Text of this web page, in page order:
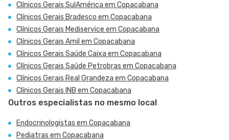
Clínicos Gerais SulAmérica em Copacabana
Clínicos Gerais Bradesco em Copacabana
Clínicos Gerais Mediservice em Copacabana
Clínicos Gerais Amil em Copacabana
Clínicos Gerais Saúde Caixa em Copacabana
Clínicos Gerais Saúde Petrobras em Copacabana
Clínicos Gerais Real Grandeza em Copacabana
Clínicos Gerais INB em Copacabana
Outros especialistas no mesmo local
Endocrinologistas em Copacabana
Pediatras em Copacabana